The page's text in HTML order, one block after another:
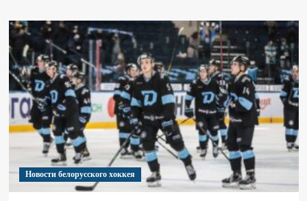
Новости белорусского хоккея